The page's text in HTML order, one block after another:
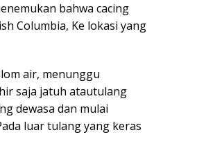
bahwa cacing
Columbia, Ke lokasi yang
air, menunggu
saja jatuh atautulang
dewasa dan mulai
luar tulang yang keras